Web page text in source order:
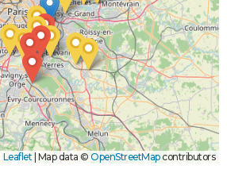
Leaflet Map data © OpenStreetMapcontributors